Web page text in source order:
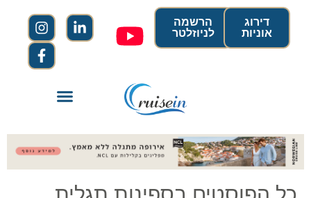
הרשמה
לניוזלטר
דירוג
אוניות